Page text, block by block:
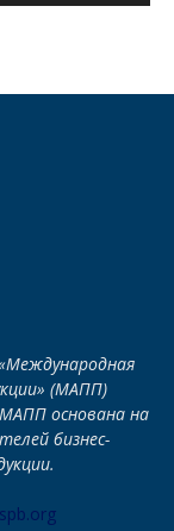
(МАПП)
основана на
бизнес-